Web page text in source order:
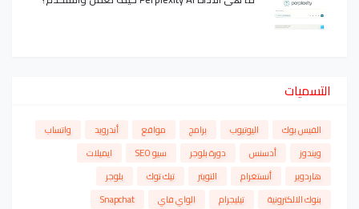
التسميات
الفيس بوك اليوتيوب برامج مواقع أندرويد
واتساب
ويندوز
أدسنس دورة بلوجر سيو SEO
ايميلات
هاردوير
أنستغرام التويتر تيك توك
بلوجر
بنوك الالكترونية
تيليجرام الواي فاي
Snapchat